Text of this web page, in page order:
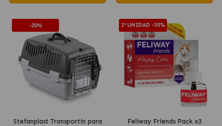
-20%
Stefanplast Transportín para
2ª UNIDAD -30%
Feliway Friends Pack x3